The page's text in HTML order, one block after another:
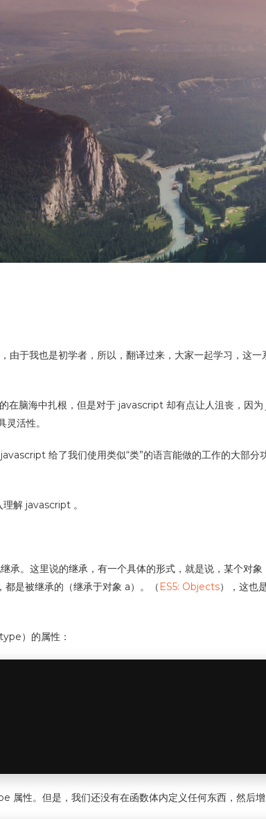
于我也是初学者，所以，翻译过来，大家一起学习，这
在脑海中扎根，但是对于 javascript 却有点让人沮丧，因
活性。
给了我们使用类似“类”的语言能做的工作的大部
解 javascript 。
。这里说的继承，有一个具体的形式，就是说，某个对
是被继承的（继承于对象 a）。（ ES5: Objects），这也
）的属性：
性。但是，我们还没有在函数体内定义任何东西，然后